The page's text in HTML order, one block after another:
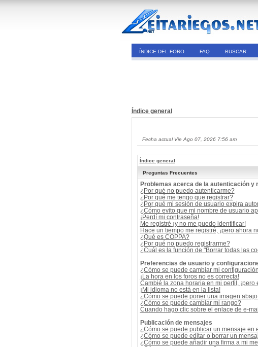
ÍNDICE DEL FORO FAQ BUSCAR
Índice general
Fecha actual Vie Ago 07, 2026 7:56 am
Índice general
Preguntas Frecuentes
Problemas acerca de la autenticación y
¿Por qué no puedo autenticarme?
¿Por qué me tengo que registrar?
¿Por qué mi sesión de usuario expira
¿Cómo evito que mi nombre de usuario
¡Perdí mi contraseña!
Me registré ¡y no me puedo identificar!
Hace un tiempo me registré, ¡pero ahora
¿Qué es COPPA?
¿Por qué no puedo registrarme?
¿Cuál es la función de "Borrar todas las
Preferencias de usuario y
¿Cómo se puede cambiar mi
¡La hora en los foros no es correcta!
Cambié la zona horaria en mi perfil,
¡Mi idioma no está en la lista!
¿Cómo se puede poner una imagen
¿Cómo se puede cambiar mi rango?
Cuando hago clic sobre el enlace de e-
Publicación de mensajes
¿Cómo se puede publicar un mensaje en
¿Cómo se puede editar o borrar un
¿Cómo se puede añadir una firma a mi